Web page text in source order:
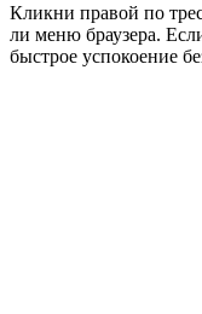
Кликни правой по
ли меню браузера.
быстрое успокоение